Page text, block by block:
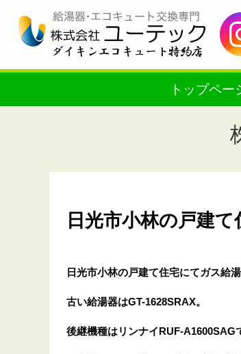
トップペー
日光市小林の戸建
日光市小林の戸建て住宅にてガス給
古い給湯器はGT-1628SRAX。
後継機種はリンナイRUF-A1600SAG